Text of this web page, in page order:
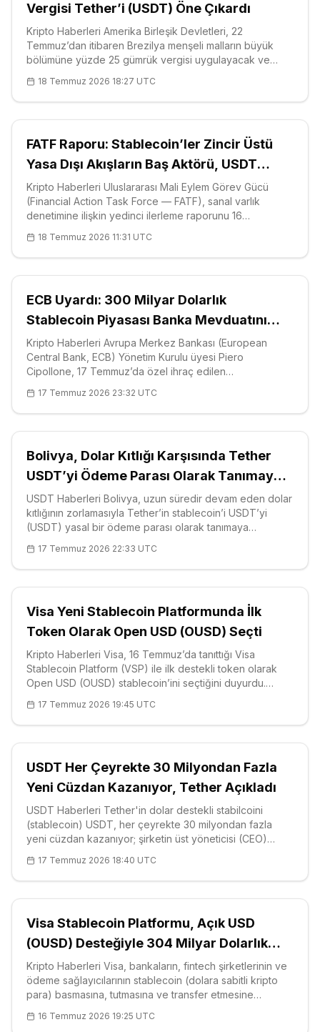
Vergisi Tether’i (USDT) Öne Çıkardı
Kripto Haberleri Amerika Birleşik Devletleri, 22
Temmuz’dan itibaren Brezilya menşeli malların büyük
bölümüne yüzde 25 gümrük vergisi uygulayacak ve
bir ülkenin ödeme sistemine yöneltmiş oluyor. Karar,
geçmişte yalnızca fikri mülkiyet
18 Temmuz 2026 18:27 UTC
FATF Raporu: Stablecoin’ler Zincir Üstü
Yasa Dışı Akışların Baş Aktörü, USDT
Mercek Altında
Kripto Haberleri Uluslararası Mali Eylem Görev Gücü
(Financial Action Task Force — FATF), sanal varlık
denetimine ilişkin yedinci ilerleme raporunu 16
yüzde 83’ünün — yani toplam 91 ülkenin — artık Seyahat
Kuralı’nı (Travel Rule) yasal
18 Temmuz 2026 11:31 UTC
ECB Uyardı: 300 Milyar Dolarlık
Stablecoin Piyasası Banka Mevduatını
Kurutabilir, USDC Merceğe Alındı
Kripto Haberleri Avrupa Merkez Bankası (European
Central Bank, ECB) Yönetim Kurulu üyesi Piero
Cipollone, 17 Temmuz’da özel ihraç edilen
büyüyen bir tehdit oluşturduğu
17 Temmuz 2026 23:32 UTC
Bolivya, Dolar Kıtlığı Karşısında Tether
USDT’yi Ödeme Parası Olarak Tanımaya
Hazırlanıyor
USDT Haberleri Bolivya, uzun süredir devam eden dolar
kıtlığının zorlamasıyla Tether’in stablecoin’i USDT’yi
(USDT) yasal bir ödeme parası olarak tanımaya
Gabriel Espinoza, hazırlanan taslak çerçevenin USDT’nin
ödeme ve tasarruf amacıyla
17 Temmuz 2026 22:33 UTC
Visa Yeni Stablecoin Platformunda İlk
Token Olarak Open USD (OUSD) Seçti
Kripto Haberleri Visa, 16 Temmuz’da tanıttığı Visa
Stablecoin Platform (VSP) ile ilk destekli token olarak
Open USD (OUSD) stablecoin’ini seçtiğini duyurdu.
bankaların, fintech şirketlerinin ve kripto firmalarının tek
bir arayüz üzerind
17 Temmuz 2026 19:45 UTC
USDT Her Çeyrekte 30 Milyondan Fazla
Yeni Cüzdan Kazanıyor, Tether Açıkladı
USDT Haberleri Tether'in dolar destekli stabilcoini
(stablecoin) USDT, her çeyrekte 30 milyondan fazla
yeni cüzdan kazanıyor; şirketin üst yöneticisi (CEO)
stabilcoininin piyasa değeri 190 milyar dolara doğru
ilerliyor. Tether'in ken
17 Temmuz 2026 18:40 UTC
Visa Stablecoin Platformu, Açık USD
(OUSD) Desteğiyle 304 Milyar Dolarlık
Pazara Giriyor
Kripto Haberleri Visa, bankaların, fintech şirketlerinin ve
ödeme sağlayıcılarının stablecoin (dolara sabitli kripto
para) basmasına, tutmasına ve transfer etmesine
tanıyan t
16 Temmuz 2026 19:25 UTC